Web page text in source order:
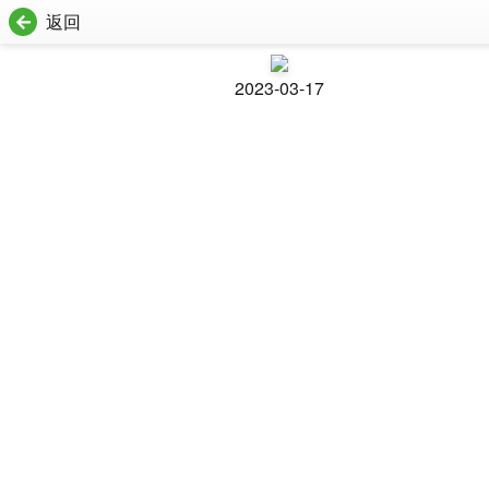
返回
2023-03-17